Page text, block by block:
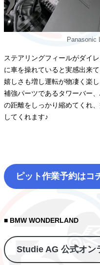
Panasonic
ステアリングフィールがダイ
に車を操れていると実感出来
嬉しさも増し運転が物凄く楽
補強パーツであるタワーバー
の距離をしっかり縮めてくれ
してくれます♪
ピット作業予約はコ
■ BMW WONDERLAND
Studie AG 公式オン